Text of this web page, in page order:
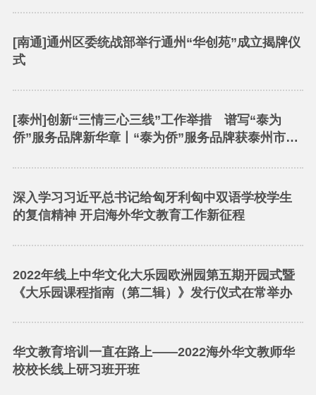
[南通]通州区委统战部举行通州“华创苑”成立揭牌仪
式
[泰州]创新“三情三心三线”工作举措 谱写“泰为
侨”服务品牌新华章丨“泰为侨”服务品牌获泰州市改
深入学习习近平总书记给匈牙利匈中双语学校学生
的复信精神 开启海外华文教育工作新征程
2022年线上中华文化大乐园欧洲园第五期开园式暨
《大乐园课程指南（第二辑）》发行仪式在常举办
华文教育培训一直在路上——2022海外华文教师华
校校长线上研习班开班